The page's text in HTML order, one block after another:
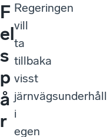
F
el
s
p
å
r
Regeringen
vill
ta
tillbaka
visst
järnvägsunderhåll
i
egen